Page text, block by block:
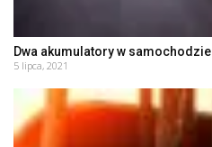
Dwa akumulatory w
5 lipca, 2021